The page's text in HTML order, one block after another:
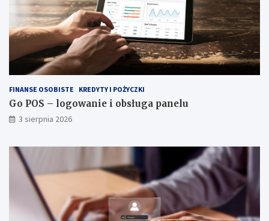
FINANSE OSOBISTE KREDYTY I POŻYCZKI
Go POS – logowanie i obsługa panelu
3 sierpnia 2026